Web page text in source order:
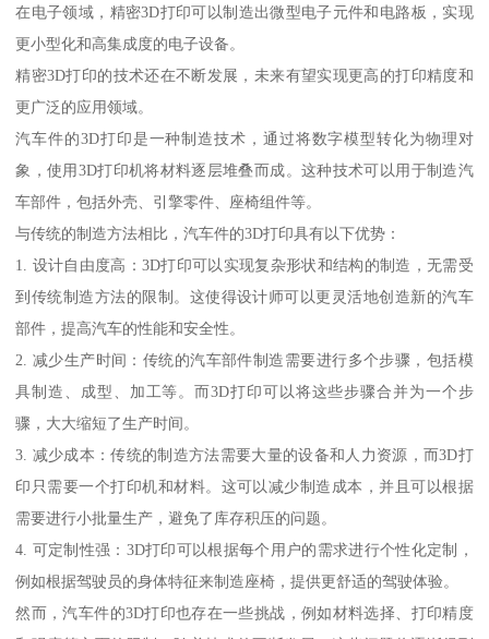
在电子领域，精密3D打印可以制造出微型电子元件和电路板，实现
更小型化和高集成度的电子设备。
精密3D打印的技术还在不断发展，未来有望实现更高的打印精度和
更广泛的应用领域。
汽车件的3D打印是一种制造技术，通过将数字模型转化为物理对
象，使用3D打印机将材料逐层堆叠而成。这种技术可以用于制造汽
车部件，包括外壳、引擎零件、座椅组件等。
与传统的制造方法相比，汽车件的3D打印具有以下优势：
1. 设计自由度高：3D打印可以实现复杂形状和结构的制造，无需受
到传统制造方法的限制。这使得设计师可以更灵活地创造新的汽车
部件，提高汽车的性能和安全性。
2. 减少生产时间：传统的汽车部件制造需要进行多个步骤，包括模
具制造、成型、加工等。而3D打印可以将这些步骤合并为一个步
骤，大大缩短了生产时间。
3. 减少成本：传统的制造方法需要大量的设备和人力资源，而3D打
印只需要一个打印机和材料。这可以减少制造成本，并且可以根据
需要进行小批量生产，避免了库存积压的问题。
4. 可定制性强：3D打印可以根据每个用户的需求进行个性化定制，
例如根据驾驶员的身体特征来制造座椅，提供更舒适的驾驶体验。
然而，汽车件的3D打印也存在一些挑战，例如材料选择、打印精度